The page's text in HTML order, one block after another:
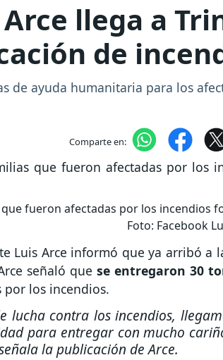
llega a
de
de ayuda humanitaria para los
Comparte en:
fueron afectadas por los incendios
Foto: Facebook
Luis Arce informó que ya arribó a
señaló quese entregaron 30
por los incendios.
lucha contra los incendios,
para entregar con mucho
la publicación de Arce.